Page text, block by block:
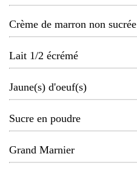
Crème de marron non sucrée
Lait 1/2 écrémé
Jaune(s) d'oeuf(s)
Sucre en poudre
Grand Marnier